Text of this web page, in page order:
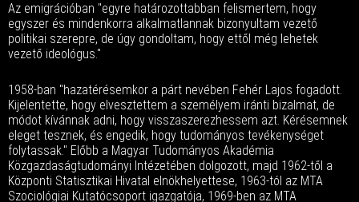
Az emigrációban "egyre határozottabban felismertem, hogy
egyszer és mindenkorra alkalmatlannak bizonyultam vezető
politikai szerepre, de úgy gondoltam, hogy ettől még lehetek
vezető ideológus."
1958-ban "hazatérésemkor a párt nevében Fehér Lajos fogadott.
Kijelentette, hogy elvesztettem a személyem iránti bizalmat, de
módot kívánnak adni, hogy visszaszerezhessem azt. Kérésemnek
eleget tesznek, és engedik, hogy tudományos tevékenységet
folytassak." Előbb a Magyar Tudományos Akadémia
Közgazdaságtudományi Intézetében dolgozott, majd 1962-től a
Központi Statisztikai Hivatal elnökhelyettese, 1963-tól az MTA
Szociológiai Kutatócsoport igazgatója, 1969-ben az MTA